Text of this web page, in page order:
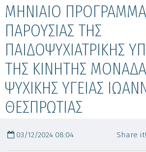
MHNIAIO ΠΡΟΓΡΑΜΜΑ
ΠΑΡΟΥΣΙΑΣ ΤΗΣ
ΠΑΙΔΟΨΥΧΙΑΤΡΙΚΗΣ
ΤΗΣ ΚΙΝΗΤΗΣ
ΨΥΧΙΚΗΣ ΥΓΕΙΑΣ
ΘΕΣΠΡΩΤΙΑΣ
03/12/2024 08:04 Share it!